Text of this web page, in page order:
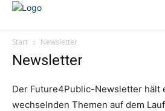
Start Newsletter
Newsletter
Der Future4Public-Newsletter hält
wechselnden Themen auf dem